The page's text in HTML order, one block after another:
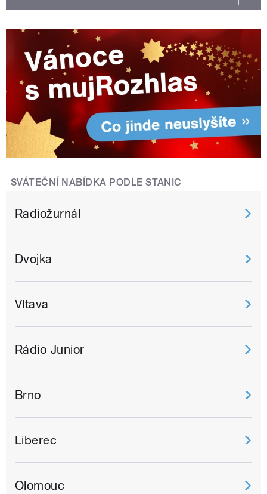
SVÁTEČNÍ NABÍDKA PODLE STANIC
Radiožurnál
Dvojka
Vltava
Rádio Junior
Brno
Liberec
Olomouc